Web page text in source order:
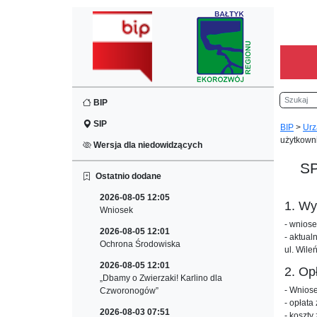
BIP
SIP
Wersja dla niedowidzących
Ostatnio dodane
2026-08-05 12:05
Wniosek
2026-08-05 12:01
Ochrona Środowiska
2026-08-05 12:01
„Dbamy o Zwierzaki! Karlino dla
Czworonogów”
2026-08-03 07:51
Szukaj
BIP >
1.
-
-
ul.
2.
-
-